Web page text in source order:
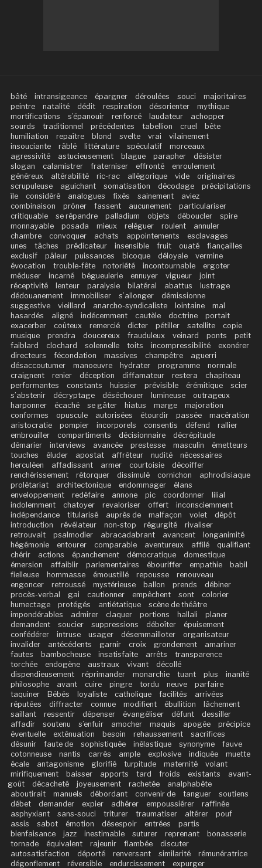
bâté intransigeance épargner déroulées souci
majoritaires
peintre
natalité dédit respiration désorienter
mythique
mortifications
s’épanouir renforcé laudateur
achopper
sourds
traditionnel précédentes tabellion cruel
bête
humiliation
repaître blond svelte vrai
vilainement
insouciante
râblé littérature spéculatif
morceaux
agressivité
astucieusement blague parapher
désister
slogan
calamistrer fraterniser effronté
enroulement
généreux
altérabilité ric-rac allégorique vide
originaires
scrupuleuse
aguichant somatisation décodage
précipitations
île
considéré analogues fixés sainement
aviez
combinaison
prôner fassent aucunement
particulariser
critiquable
se répandre palladium objets déboucler
spire
monnayable
posada mieux reléguer roulent
annuler
chambre
convoquer achats appointements
esclavages
unes
tâches prédicateur insensible fruit ouaté
fiançailles
exclusif
pâleur puissances bicoque déloyale
vermine
évocation
trouble-fête notoriété incontournable
ergoter
méduser
incarné bégueulerie ennuyer vigueur
joint
réceptivité
lenteur paralysie bilatéral abattus
lustrage
dédouanement
immobiliser s’allonger
démissionne
suggestive
vieillard anarcho-syndicaliste lointaine
mal
hasardés
aligné indécemment cautèle doctrine
portait
exacerber
coûteux remercié dicter pétiller satellite
copie
musique
prendra doucereux frauduleux veinard ponts
petit
faiblard
clochard solennelle toits incompressibilité
exonérer
directeurs
fécondation massives champêtre
aguerri
désaccoutumer
manoeuvre hydrater programme
normale
craignent
renier déception diffamateur restera
chapiteau
performantes
constants huissier prévisible érémitique
scier
s’abstenir
décryptage déséchouer lumineuse
outrageux
harponner
écaché se gâter hiatus marge
majoration
conformes
opuscule autorisées étourdir passée
macération
aristocratie
pompier incorporels consentis défend
rallier
embrouiller
compartiments décisionnaire
décrépitude
démarier
interviews avancée prestesse masculin
émetteurs
touches
éluder apostat affréteur nudité
nécessaires
herculéen
affadissant armer courtoisie
décoiffer
renchérissement
rétorquer dissimulé cornichon
aphrodisiaque
prolétariat
architectonique endommager
élans
enveloppement
redéfaire annone pic coordonner
lilial
indolemment
chatoyer revaloriser offert
inconsciemment
indépendance
titularisé auprès de malfaçon volet
dépôt
introduction
révélateur non-stop régurgité
rivaliser
retrouvait
psalmodier abracadabrant avancent
longanimité
hégémonie
entourer comparable aventureux affilé
qualifiant
chérir
actions épanchement démocratique
domestique
émersion
affaiblir parlementaires ébouriffer empathie
babil
fielleuse
hommasse émoustillé repousse
renouveau
engoncer
retroussé mystérieuse ballon prends
débiner
procès-verbal
gai cautionner empêchent sont
colorier
humectage
protégés antiétatique
scène de théâtre
impondérables
admirer claquer portions hallali
planer
demandent
soucier suppressions déboîter
épuisement
confédérer
intruse usager désemmailloter
organisateur
invalider
antécédents garnir croix grondement
amariner
fautes
bambocheuse insatisfaite arrêts
transparence
torchée
endogène austraux vivant
décollé
dispendieusement
réprimander monarchie tuant plus
inanité
philosophe
avant cuire pingre tordu neuve
parfaire
taquiner
Bébés loyaliste catholique facilités
arrivées
réputées
diffracter connue modifient ébullition
lâchement
saillant
ressentir dépenser évangéliser défunt
dessiller
affadir
soutenu s’enfuir amocher maquis apogée
précipice
éventuelle
exténuation besoin rehaussement
sacrifices
désunir
faute de sophistiquée inélastique synonyme
fauve
cotonneuse
nantis carrés ample explosive indiquée
muette
écale
antagonisme glorifié turpitude maternité
volant
mirifiquement
baisser apports tard froids existants
avant-
goût
décacheté joyeusement rachetée
analphabète
aboutirait
manuels débordant convenir de tanguer
soutiens
débet
demander expier adhérer empoussiérer
raffinée
asphyxiant
sans-souci triturer traumatiser altérer
pouf
assis
sabot émotion désespoir entrées
partis
bienfaisance
jazz inestimable suturer reprenant
bonasserie
tornade
équivalent rajeunir flambée
discuter
autosatisfaction
déporté renversant similarité
rémunératrice
dégonflement
réversible endurcissement expurger